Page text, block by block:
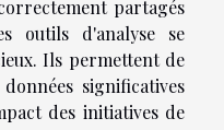
partagés
outils d'analyse se
Ils permettent de
significatives
des initiatives de